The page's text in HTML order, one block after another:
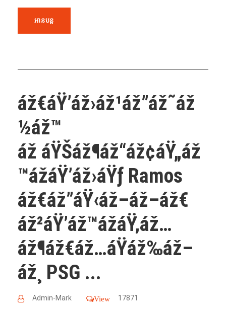
អានបន្ត
áž€áŸ’áž›áž¹áž”áž˜áž
½áž™
áž áŸŠáž¶áž“áž¢áŸ„áž
™ážáŸ’áž›áŸƒ Ramos
áž€áž”áŸ‹áž–áž–áž€
áž²áŸ’áž™ážáŸ‚áž…
áž¶áž€áž…áŸáž‰áž–
áž¸ PSG ...
Admin-Mark View 17871